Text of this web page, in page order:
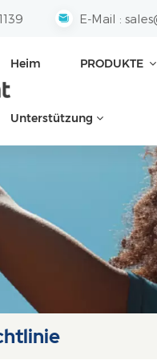
E-Mail :
Heim PRODUKTE
Unterstützung